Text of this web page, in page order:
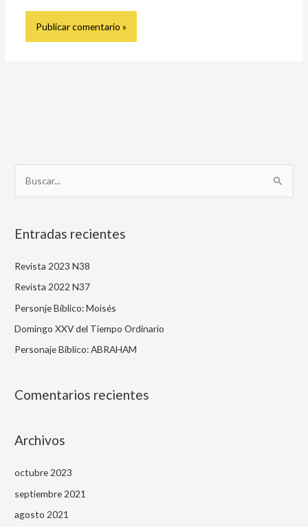
c
o
r
:
Entradas recientes
Revista 2023 N38
Revista 2022 N37
Personje Bíblico: Moisés
Domingo XXV del Tiempo Ordinario
Personaje Bíblico: ABRAHAM
Comentarios recientes
Archivos
octubre 2023
septiembre 2021
agosto 2021